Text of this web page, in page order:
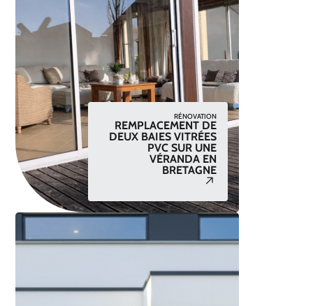
RÉNOVATION
REMPLACEMENT DE
DEUX BAIES VITRÉES
PVC SUR UNE
VÉRANDA EN
BRETAGNE